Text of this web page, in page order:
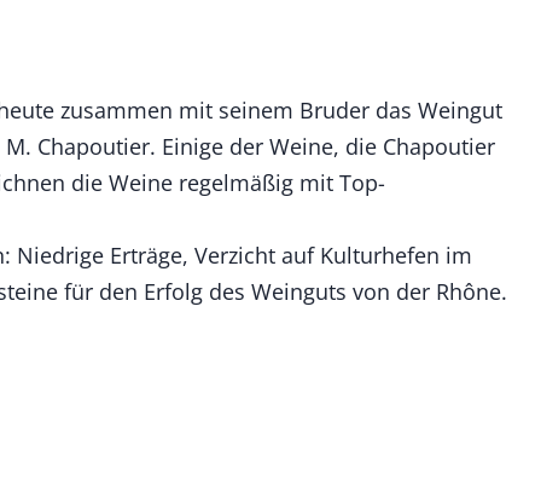
zusammen mit seinem Bruder das Weingut
Chapoutier. Einige der Weine, die Chapoutier
die Weine regelmäßig mit Top-
Erträge, Verzicht auf Kulturhefen im
für den Erfolg des Weinguts von der Rhône.